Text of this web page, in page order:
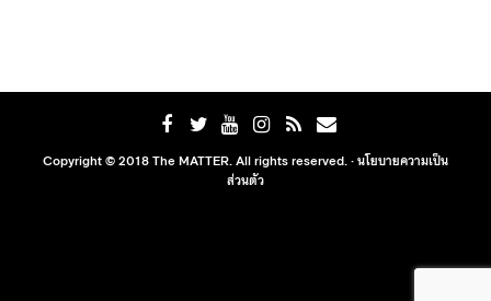
Copyright © 2018 The MATTER. All rights reserved. ·นโยบายความเป็น
ส่วนตัว